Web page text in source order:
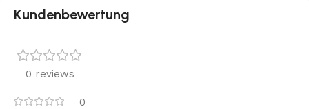
Kundenbewertung
0 reviews
0